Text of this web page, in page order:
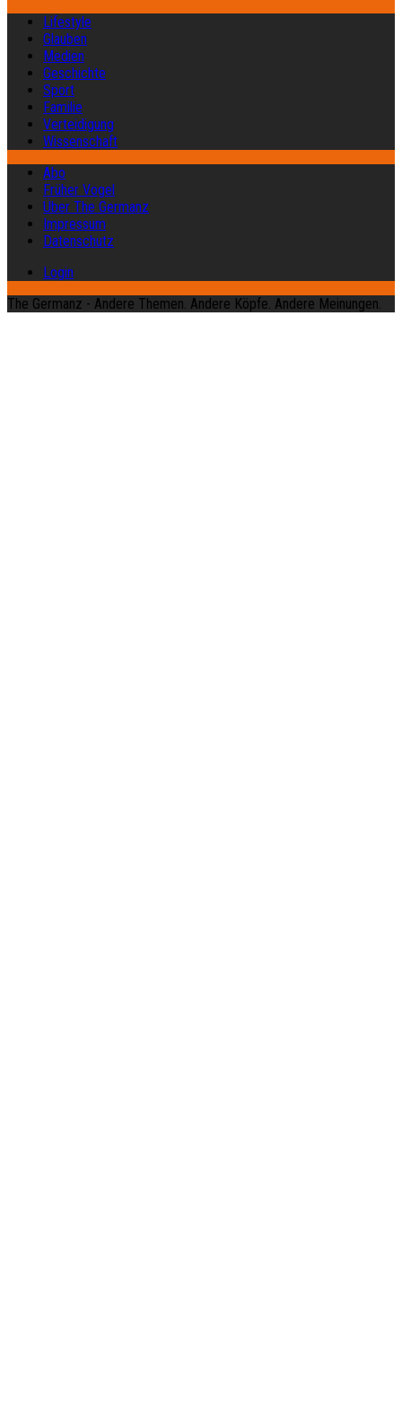
Lifestyle
Glauben
Medien
Geschichte
Sport
Familie
Verteidigung
Wissenschaft
Abo
Früher Vogel
Über The Germanz
Impressum
Datenschutz
Login
The Germanz - Andere Themen. Andere Köpfe. Andere Meinungen.